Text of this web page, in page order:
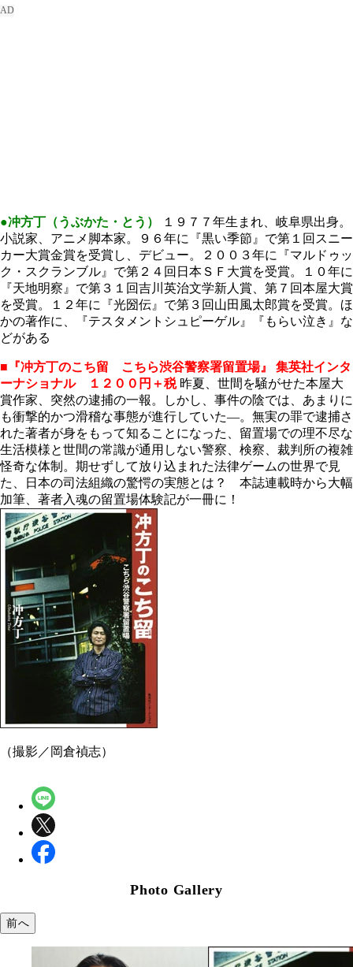
●冲方丁（うぶかた・とう）
１９７７年生まれ、岐阜県出身。
小説家、アニメ脚本家。９６年に『黒い季節』で第１回スニー
カー大賞金賞を受賞し、デビュー。２００３年に『マルドゥッ
ク・スクランブル』で第２４回日本ＳＦ大賞を受賞。１０年に
『天地明察』で第３１回吉川英治文学新人賞、第７回本屋大賞
を受賞。１２年に『光圀伝』で第３回山田風太郎賞を受賞。ほ
かの著作に、『テスタメントシュピーゲル』『もらい泣き』な
どがある
■『冲方丁のこち留 こちら渋谷警察署留置場』
集英社インタ
ーナショナル １２００円＋税昨夏、世間を騒がせた本屋大
賞作家、突然の逮捕の一報。しかし、事件の陰では、あまりに
も衝撃的かつ滑稽な事態が進行していた―。無実の罪で逮捕さ
れた著者が身をもって知ることになった、留置場での理不尽な
生活模様と世間の常識が通用しない警察、検察、裁判所の複雑
怪奇な体制。期せずして放り込まれた法律ゲームの世界で見
た、日本の司法組織の驚愕の実態とは？ 本誌連載時から大幅
加筆、著者入魂の留置場体験記が一冊に！
（撮影／岡倉禎志）
Photo Gallery
前へ